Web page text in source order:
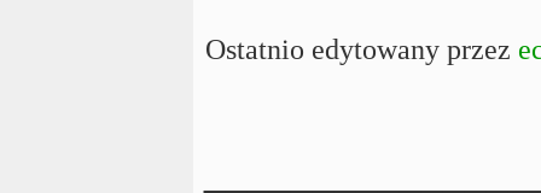
Ostatnio edytowany przez